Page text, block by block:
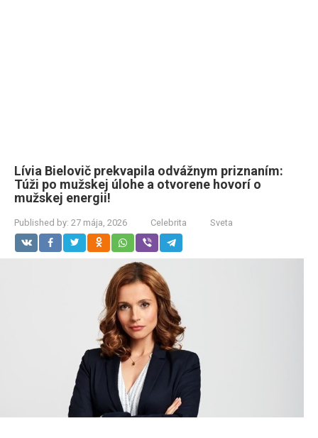
Lívia Bielovič prekvapila odvážnym priznaním:
Túži po mužskej úlohe a otvorene hovorí o
mužskej energii!
Published by: 27 mája, 2026 Celebrita Sveta